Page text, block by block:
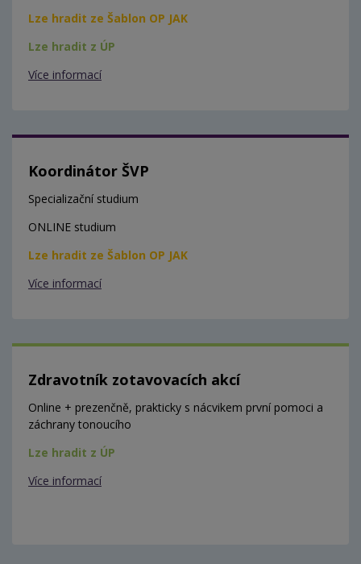
Lze hradit ze Šablon OP JAK
Lze hradit z ÚP
Více informací
Koordinátor ŠVP
Specializační studium
ONLINE studium
Lze hradit ze Šablon OP JAK
Více informací
Zdravotník zotavovacích akcí
Online + prezenčně, prakticky s nácvikem první pomoci a
záchrany tonoucího
Lze hradit z ÚP
Více informací